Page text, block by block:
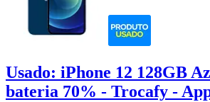
Usado: iPhone 12 128GB
bateria 70% - Trocafy -